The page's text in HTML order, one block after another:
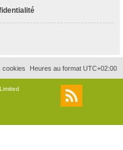
Heures au format UTC+02:00
cookies